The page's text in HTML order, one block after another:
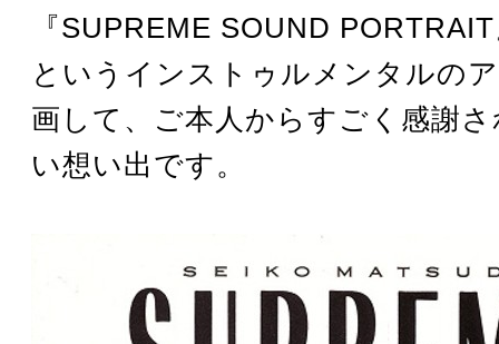
『SUPREME SOUND
というインストゥルメンタルの
画して、ご本人からすごく感謝
い想い出です。